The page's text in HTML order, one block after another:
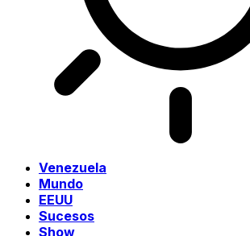
Venezuela
Mundo
EEUU
Sucesos
Show